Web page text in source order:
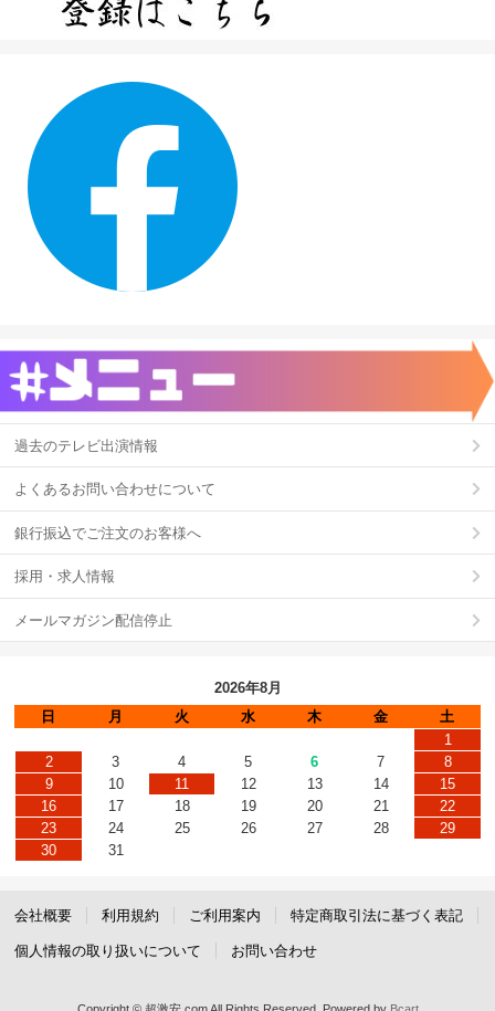
過去のテレビ出演情報
よくあるお問い合わせについて
銀行振込でご注文のお客様へ
採用・求人情報
メールマガジン配信停止
2026年8月
日
月 火 水 木 金
土
1
2
3 4 5 6 7
8
9
10 11 12 13 14
15
16
17 18 19 20 21
22
23
24 25 26 27 28
29
30
31
会社概要 利用規約 ご利用案内 特定商取引法に基づく表記
個人情報の取り扱いについて お問い合わせ